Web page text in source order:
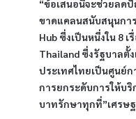
“ข้อเสนอนี้จะช่วยลด
ขาดแคลนสนับสนุนการ
Hub ซึ่งเป็นหนึ่งใน 8
Thailand ซึ่งรัฐบาลตั้
ประเทศไทยเป็นศูนย์
การยกระดับการให้บ
บาทรักษาทุกที่”เศรษ